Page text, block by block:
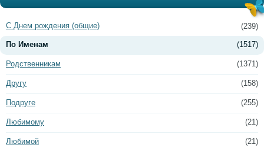
(239)
С Днем рождения (общие)
(1517)
По Именам
(1371)
Родственникам
(158)
Другу
(255)
Подруге
(21)
Любимому
(21)
Любимой